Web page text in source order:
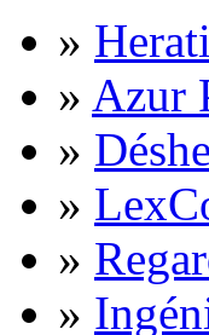
»
» Azur
»
»
»
»